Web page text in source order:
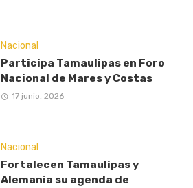
Nacional
Participa Tamaulipas en Foro
Nacional de Mares y Costas
17 junio, 2026
Nacional
Fortalecen Tamaulipas y
Alemania su agenda de